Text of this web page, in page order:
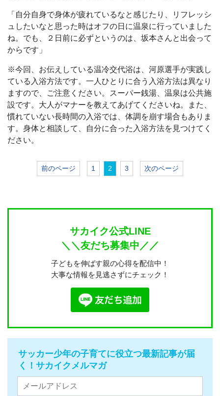
「自分自身で身体が疲れているなと感じたり、リフレッシ
ュしたいなと思った時はオフの日に温泉に行っていました
ね。でも、２日前に必ずというのは、坂本さんと出会って
からです」
※今回、お伝えしている温冷交代浴は、河原選手が実践し
ている入浴方法です。一人ひとりに合う入浴方法は異なり
ますので、ご注意ください。スーパー銭湯、温泉は公共施
設です。大人がマナーを教えてあげてくださいね。また、
慣れていない長時間の入浴では、体調を崩す場合もありま
す。身体と相談して、自分に合った入浴方法を見つけてく
ださい。
前のページ 1 2 3 次のページ
サカイク公式LINE
＼＼友だち募集中／／
子どもを伸ばす親の心得を配信中！
大事な情報を見逃さずにチェック！
サッカー少年の子育てに役立つ最新記事が届
く！サカイクメルマガ